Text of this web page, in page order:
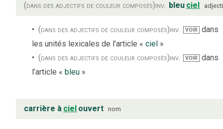
(dans des adjectifs de couleur composés)inv. bleu ciel
(dans des adjectifs de couleur composés)inv. VOIR dans
les unités lexicales de l’article « ciel »
(dans des adjectifs de couleur composés)inv. VOIR dans
l’article « bleu »
carrière à ciel ouvert nom